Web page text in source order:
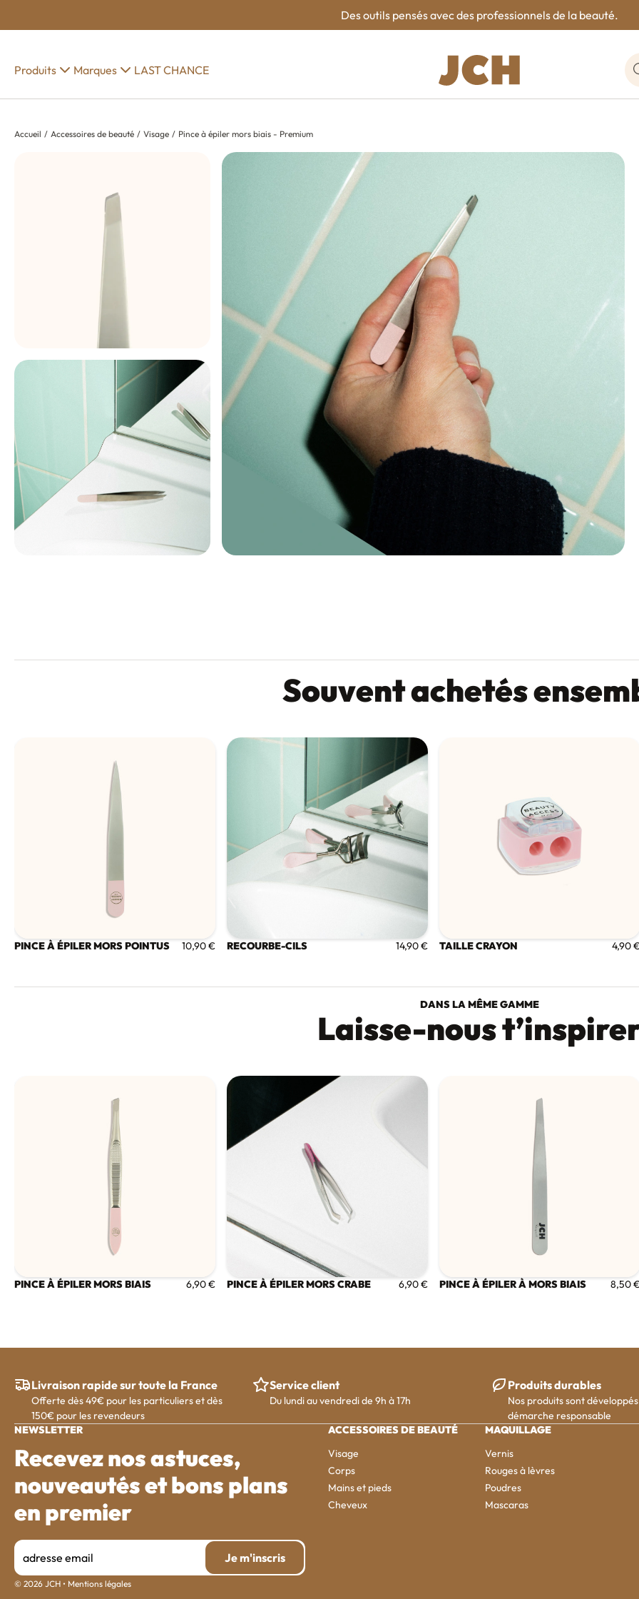
Des outils pensés avec des professionnels de la beauté.
Produits Marques
LAST CHANCE
Accueil Accessoires de beauté Visage Pince à épiler mors biais - Premium
Souvent achetés
PINCE À ÉPILER MORS POINTUS 10,90 € RECOURBE-CILS 14,90 € TAILLE CRAYON 4,90
DANS LA MÊME GAMME
Laisse-nous
PINCE À ÉPILER MORS BIAIS 6,90 € PINCE À ÉPILER MORS CRABE 6,90 € PINCE À ÉPILER À MORS BIAIS 8,50
Livraison rapide sur toute la France
Offerte dès 49€ pour les particuliers et dès
150€ pour les revendeurs
Service client
Du lundi au vendredi de 9h à 17h
Produits durables
Nos produits sont
démarche responsable
NEWSLETTER
Recevez nos astuces,
nouveautés et bons plans
en premier
Email
Je m'inscrisJe m'inscris
ACCESSOIRES DE BEAUTÉ
Visage
Corps
Mains et pieds
Cheveux
MAQUILLAGE
Vernis
Rouges à lèvres
Poudres
Mascaras
© 2026 JCH • Mentions légales